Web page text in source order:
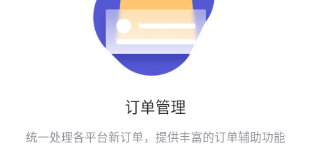
订单管理
统一处理各平台新订单，提供丰富的订单辅助功能